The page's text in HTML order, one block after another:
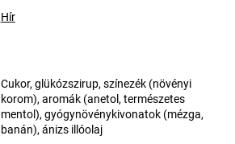
Hír
Cukor, glükózszirup, színezék (növényi
korom), aromák (anetol, természetes
mentol), gyógynövénykivonatok (mézga,
banán), ánizs illóolaj